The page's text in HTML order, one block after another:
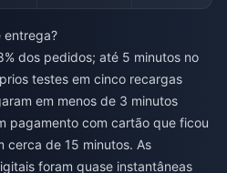
entrega?
dos pedidos; até 5 minutos no
testes em cinco recargas
em menos de 3 minutos
pagamento com cartão que ficou
cerca de 15 minutos. As
foram quase instantâneas